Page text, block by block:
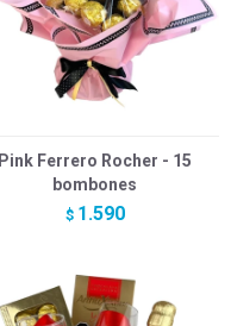
Pink Ferrero Rocher - 15
bombones
$ 1.590